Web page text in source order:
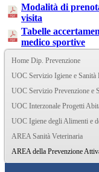
Modalità di
visita
Tabelle
medico sportive
Home Dip. Prevenzione
UOC Servizio Igiene e Sanità
UOC Servizio Prevenzione e
UOC Interzonale Progetti
UOC Igiene degli Alimenti e
AREA Sanità Veterinaria
AREA della Prevenzione